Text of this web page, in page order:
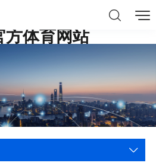
方体育网站